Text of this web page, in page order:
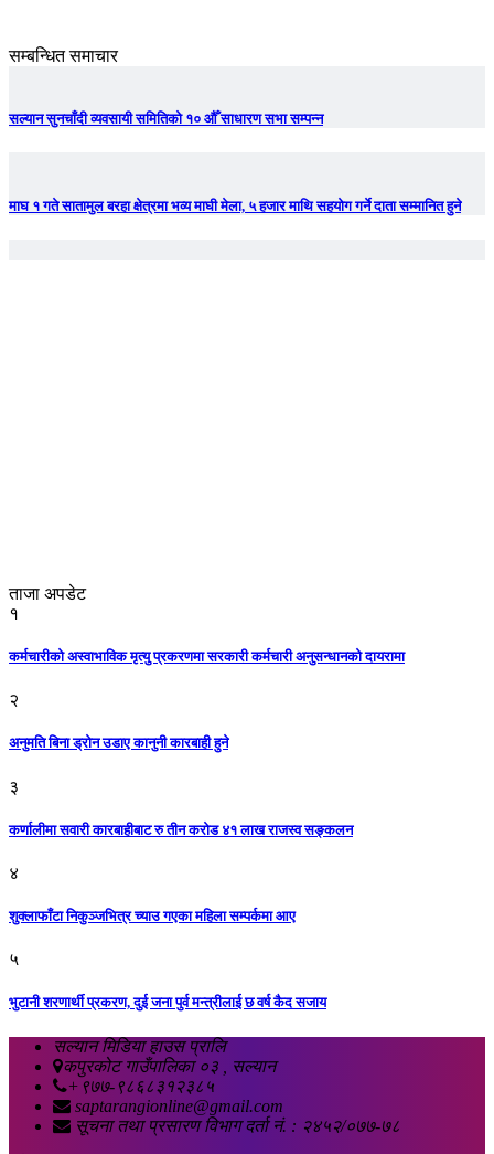
सम्बन्धित समाचार
सल्यान सुनचाँदी व्यवसायी समितिको १० औँ साधारण सभा सम्पन्न
माघ १ गते सातामुल बरहा क्षेत्रमा भव्य माघी मेला, ५ हजार माथि सहयोग गर्ने दाता सम्मानित हुने
ताजा अपडेट
१
कर्मचारीको अस्वाभाविक मृत्यु प्रकरणमा सरकारी कर्मचारी अनुसन्धानको दायरामा
२
अनुमति बिना ड्रोन उडाए कानुनी कारबाही हुने
३
कर्णालीमा सवारी कारबाहीबाट रु तीन करोड ४१ लाख राजस्व सङ्कलन
४
शुक्लाफाँटा निकुञ्जभित्र च्याउ गएका महिला सम्पर्कमा आए
५
भुटानी शरणार्थी प्रकरण, दुई जना पुर्व मन्त्रीलाई छ वर्ष कैद सजाय
सल्यान मिडिया हाउस प्रालि
कपुरकोट गाउँपालिका ०३ , सल्यान
+९७७-९८६८३१२३८५
saptarangionline@gmail.com
सूचना तथा प्रसारण विभाग दर्ता नं. : २४५२/०७७-७८